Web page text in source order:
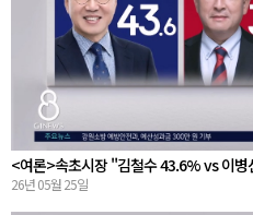
<여론>속초시장 "김철수 43.6% vs 이
26년 05월 25일